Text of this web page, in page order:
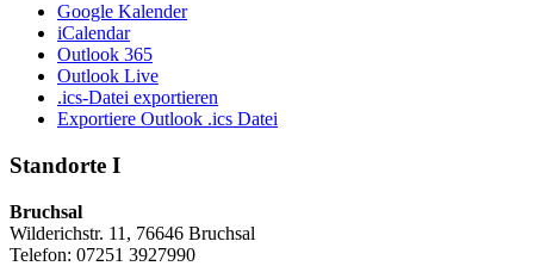
Google Kalender
iCalendar
Outlook 365
Outlook Live
.ics-Datei exportieren
Exportiere Outlook .ics Datei
Standorte I
Bruchsal
Wilderichstr. 11, 76646 Bruchsal
Telefon: 07251 3927990